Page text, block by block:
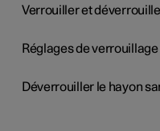
Verrouiller et
Réglages de
Déverrouiller le hayon